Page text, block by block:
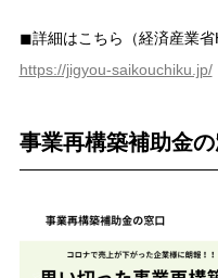
◼︎詳細はこちら（経済産業省
https://jigyou-saikouchiku.jp/
事業再構築補助金